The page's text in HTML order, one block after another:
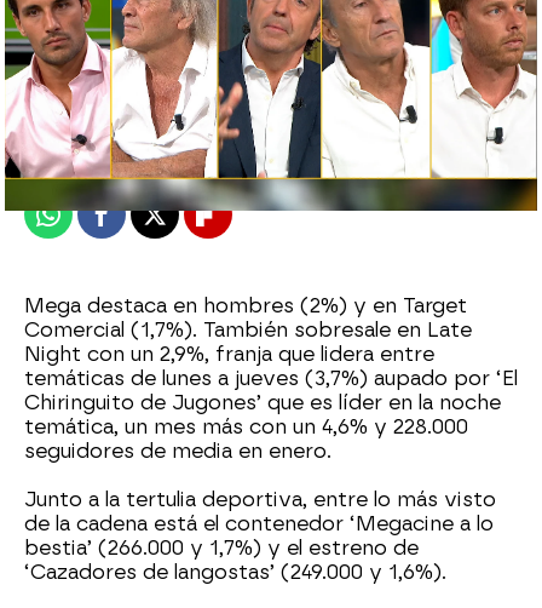
mega
Madrid
Publicado:02 de febrero de 2021, 10:24
WhatsappFacebook
X Flipboard
Mega destaca en hombres (2%) y en Target
Comercial (1,7%). También sobresale en Late
Night con un 2,9%, franja que lidera entre
temáticas de lunes a jueves (3,7%) aupado por ‘El
Chiringuito de Jugones’ que es líder en la noche
temática, un mes más con un 4,6% y 228.000
seguidores de media en enero.
Junto a la tertulia deportiva, entre lo más visto
de la cadena está el contenedor ‘Megacine a lo
bestia’ (266.000 y 1,7%) y el estreno de
‘Cazadores de langostas’ (249.000 y 1,6%).